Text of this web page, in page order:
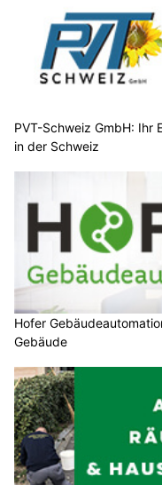
PVT-Schweiz GmbH: Ihr
in der Schweiz
Hofer
Gebäude